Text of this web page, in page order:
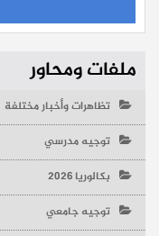
ملفات ومحاور
تظاهرات وأخبار مختلفة
توجيه مدرسي
بكالوريا 2026
توجيه جامعي